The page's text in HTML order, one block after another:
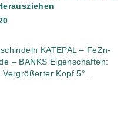
KATEPAL – FeZn-
– BANKS Eigenschaften:
Kopf 5°...